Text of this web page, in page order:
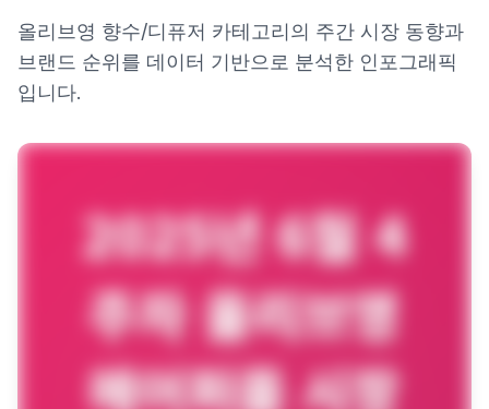
찜 목록
루틴탐색
올리브영 향수/디퓨저 카테고리의 주간 시장 동향과
브랜드 순위를 데이터 기반으로 분석한 인포그래픽
입니다.